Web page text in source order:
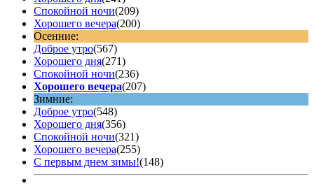
Спокойной ночи(209)
Хорошего вечера(200)
Осенние:
Доброе утро(567)
Хорошего дня(271)
Спокойной ночи(236)
Хорошего вечера(207)
Зимние:
Доброе утро(548)
Хорошего дня(356)
Спокойной ночи(321)
Хорошего вечера(255)
С первым днем зимы!(148)